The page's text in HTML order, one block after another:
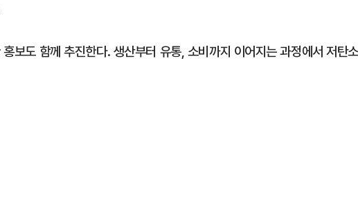
보도 함께 추진한다. 생산부터 유통, 소비까지 이어지는 과정에서 저탄